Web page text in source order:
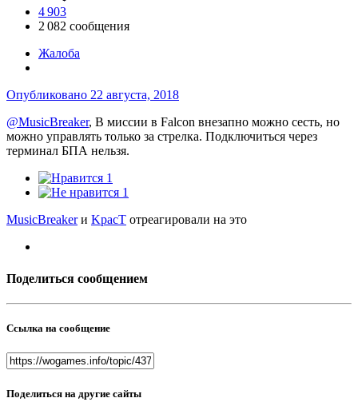
4 903
2 082 сообщения
Жалоба
Опубликовано 22 августа, 2018
@MusicBreaker, В миссии в Falcon внезапно можно сесть, но
можно управлять только за стрелка. Подключиться через
терминал БПА нельзя.
1
1
MusicBreakerи KpacT отреагировали на это
Поделиться сообщением
Ссылка на сообщение
Поделиться на другие сайты